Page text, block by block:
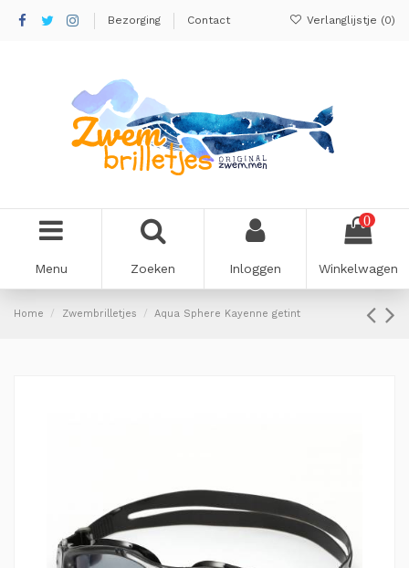
Bezorging Contact Verlanglijstje (0)
Menu Zoeken Inloggen
0
Winkelwagen
Home Zwembrilletjes Aqua Sphere Kayenne getint